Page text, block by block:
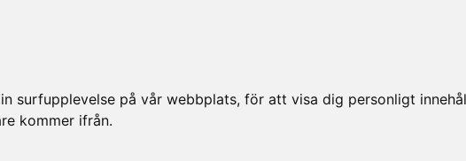
på vår webbplats, för att visa dig personligt
kommer ifrån.